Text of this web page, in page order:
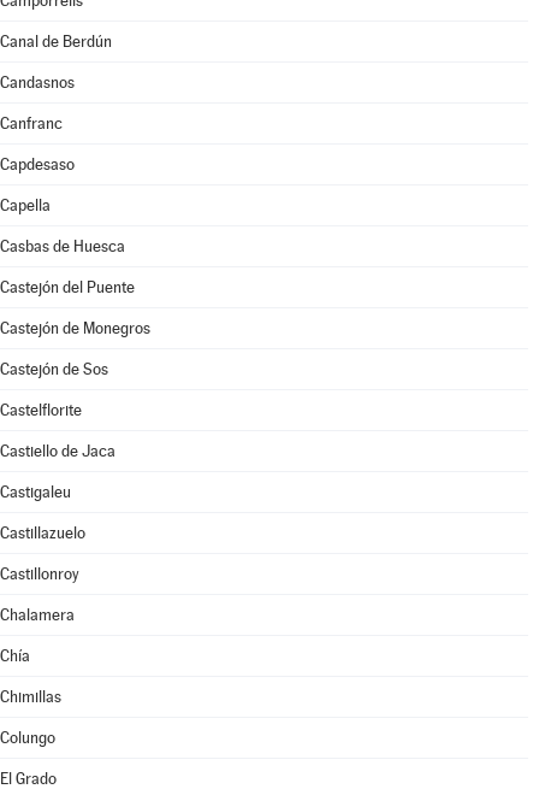
Canal de Berdún
Candasnos
Canfranc
Capdesaso
Capella
Casbas de Huesca
Castejón del Puente
Castejón de Monegros
Castejón de Sos
Castelflorite
Castiello de Jaca
Castigaleu
Castillazuelo
Castillonroy
Chalamera
Chía
Chimillas
Colungo
El Grado